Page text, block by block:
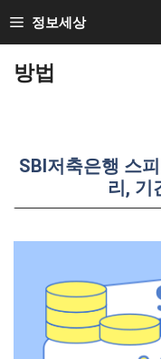
Skip
to
content
정보세상
방법
SBI저축은행 스
리, 기